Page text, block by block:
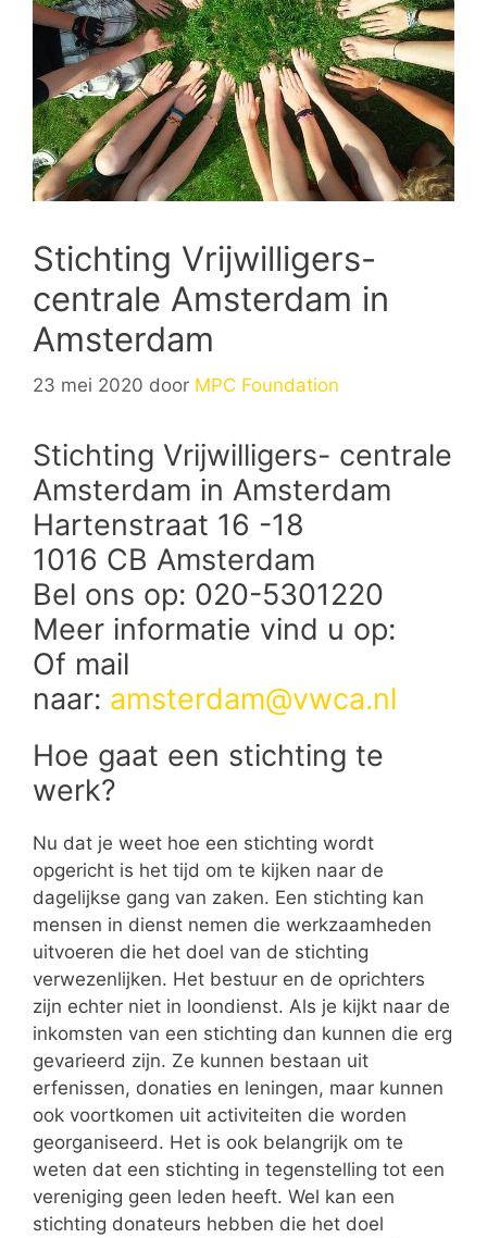
Stichting Vrijwilligers-
centrale Amsterdam in
Amsterdam
23 mei 2020 door MPC Foundation
Stichting Vrijwilligers- centrale
Amsterdam in Amsterdam
Hartenstraat 16 -18
1016 CB Amsterdam
Bel ons op: 020-5301220
Meer informatie vind u op:
Of mail
naar: amsterdam@vwca.nl
Hoe gaat een stichting te
werk?
Nu dat je weet hoe een stichting wordt
opgericht is het tijd om te kijken naar de
dagelijkse gang van zaken. Een stichting kan
mensen in dienst nemen die werkzaamheden
uitvoeren die het doel van de stichting
verwezenlijken. Het bestuur en de oprichters
zijn echter niet in loondienst. Als je kijkt naar de
inkomsten van een stichting dan kunnen die erg
gevarieerd zijn. Ze kunnen bestaan uit
erfenissen, donaties en leningen, maar kunnen
ook voortkomen uit activiteiten die worden
georganiseerd. Het is ook belangrijk om te
weten dat een stichting in tegenstelling tot een
vereniging geen leden heeft. Wel kan een
stichting donateurs hebben die het doel